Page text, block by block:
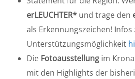
erLEUCHTER* und trage den
als Erkennungszeichen! Infos
Unterstützungsmöglichkeit
Die Fotoausstellung im
mit den Highlights der